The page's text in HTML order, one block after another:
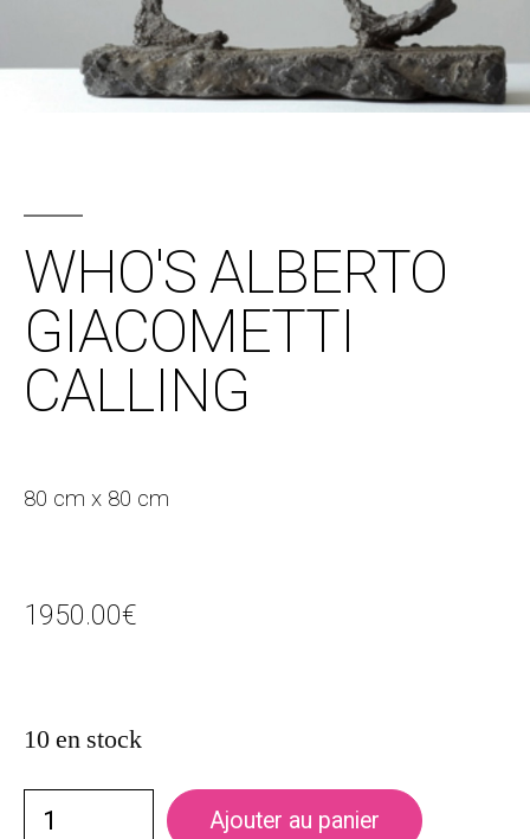
WHO'S ALBERTO
GIACOMETTI
CALLING
80 cm x 80 cm
1950.00€
10 en stock
Ajouter au panier